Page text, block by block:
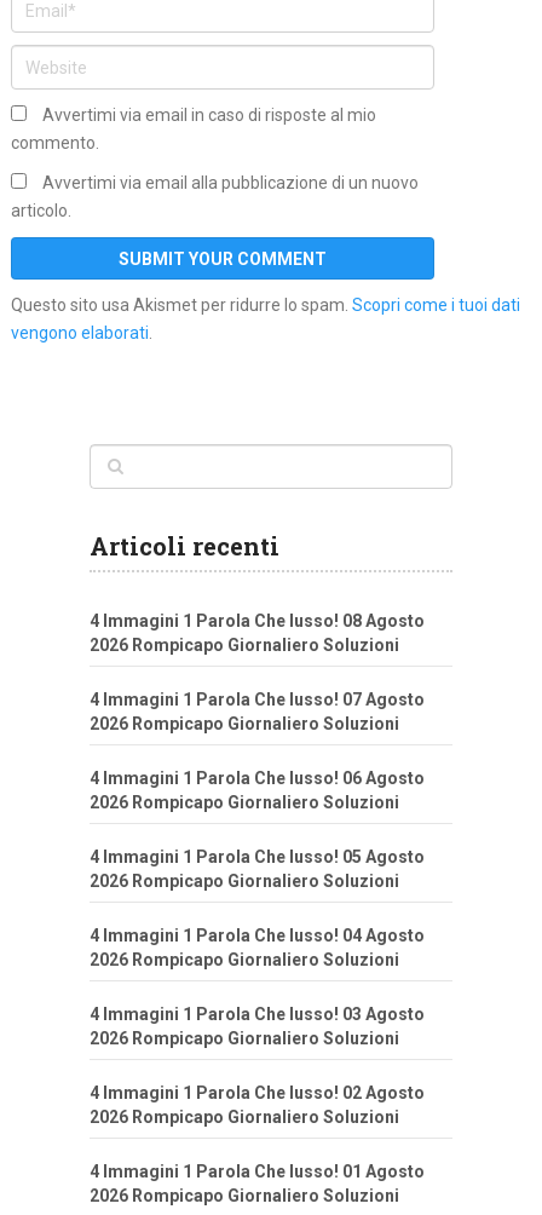
Avvertimi via email in caso di risposte al mio
commento.
Avvertimi via email alla pubblicazione di un nuovo
articolo.
Questo sito usa Akismet per ridurre lo spam. Scopri come i tuoi dati
vengono elaborati.
Articoli recenti
4 Immagini 1 Parola Che lusso! 08 Agosto
2026 Rompicapo Giornaliero Soluzioni
4 Immagini 1 Parola Che lusso! 07 Agosto
2026 Rompicapo Giornaliero Soluzioni
4 Immagini 1 Parola Che lusso! 06 Agosto
2026 Rompicapo Giornaliero Soluzioni
4 Immagini 1 Parola Che lusso! 05 Agosto
2026 Rompicapo Giornaliero Soluzioni
4 Immagini 1 Parola Che lusso! 04 Agosto
2026 Rompicapo Giornaliero Soluzioni
4 Immagini 1 Parola Che lusso! 03 Agosto
2026 Rompicapo Giornaliero Soluzioni
4 Immagini 1 Parola Che lusso! 02 Agosto
2026 Rompicapo Giornaliero Soluzioni
4 Immagini 1 Parola Che lusso! 01 Agosto
2026 Rompicapo Giornaliero Soluzioni